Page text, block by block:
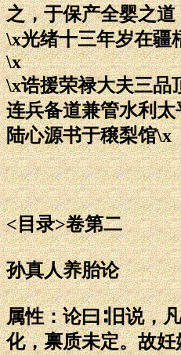
之，于保产全婴之
\x光绪十三年岁在疆
\x
\x诰援荣禄大夫三品
连兵备道兼管水利
陆心源书于穣梨馆\x
<目录>卷第二
孙真人养胎论
属性：论曰∶旧说，
化，禀质未定。故